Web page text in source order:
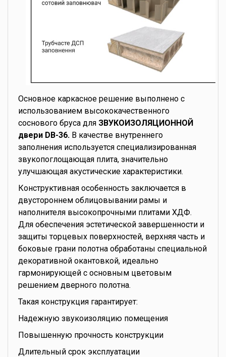
Основное каркасное решение выполнено с
использованием высококачественного
соснового бруса для ЗВУКОИЗОЛЯЦИОННОЙ
двери DB-36. В качестве внутреннего
заполнения используется специализированная
звукопоглощающая плита, значительно
улучшающая акустические характеристики.
Конструктивная особенность заключается в
двустороннем облицовывании рамы и
наполнителя высокопрочными плитами ХДФ.
Для обеспечения эстетической завершенности и
защиты торцевых поверхностей, верхняя часть и
боковые грани полотна обработаны специальной
декоративной окантовкой, идеально
гармонирующей с основным цветовым
решением дверного полотна.
Такая конструкция гарантирует:
Надежную звукоизоляцию помещения
Повышенную прочность конструкции
Длительный срок эксплуатации